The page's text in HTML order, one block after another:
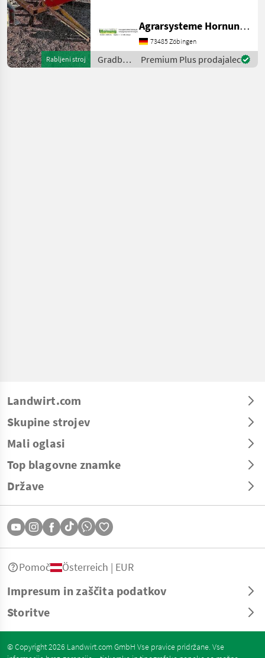
Rabljeni stroj
gradbeni stroji
Agrarsysteme Hornung GmbH & Co. KG
73485 Zöbingen
Gradbeni
stroji /
Premium Plus prodajalec
Landwirt.com
Skupine strojev
Mali oglasi
Top blagovne znamke
Države
Impresum in zaščita podatkov
Storitve
Pomoč Österreich | EUR
© Copyright 2026 Landwirt.com GmbH Vse pravice pridržane. Vse